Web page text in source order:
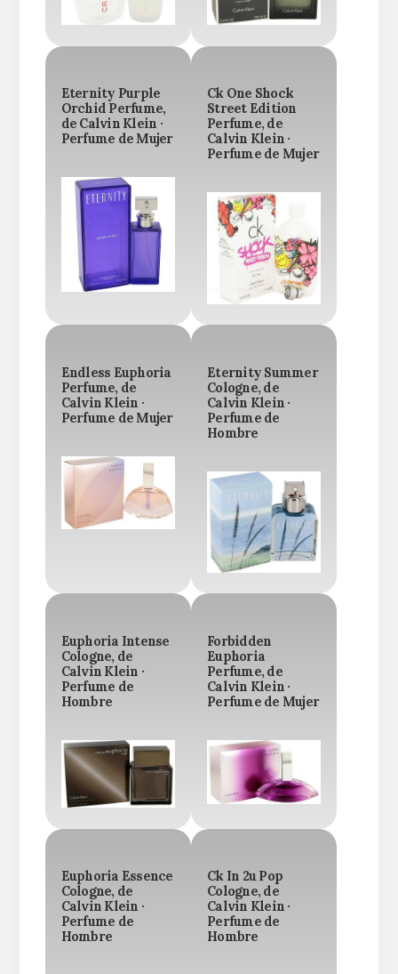
Eternity Purple
Orchid Perfume,
de Calvin Klein ·
Perfume de Mujer
Ck One Shock
Street Edition
Perfume, de
Calvin Klein ·
Perfume de Mujer
Endless Euphoria
Perfume, de
Calvin Klein ·
Perfume de Mujer
Eternity Summer
Cologne, de
Calvin Klein ·
Perfume de
Hombre
Euphoria Intense
Cologne, de
Calvin Klein ·
Perfume de
Hombre
Forbidden
Euphoria
Perfume, de
Calvin Klein ·
Perfume de Mujer
Euphoria Essence
Cologne, de
Calvin Klein ·
Perfume de
Hombre
Ck In 2u Pop
Cologne, de
Calvin Klein ·
Perfume de
Hombre